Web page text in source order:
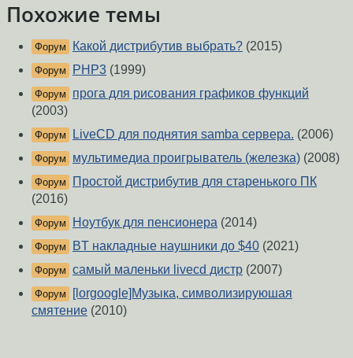
Похожие темы
Форум Какой дистрибутив выбрать? (2015)
Форум PHP3 (1999)
Форум
прога для рисования графиков функций
(2003)
Форум LiveCD для поднятия samba сервера. (2006)
Форум мультимедиа проигрыватель (железка) (2008)
Форум
Простой дистрибутив для старенького ПК
(2016)
Форум Ноутбук для пенсионера (2014)
Форум BT накладные наушники до $40 (2021)
Форум самый маленьки livecd дистр (2007)
Форум
[lorgoogle]Музыка, символизируюшая
смятение (2010)